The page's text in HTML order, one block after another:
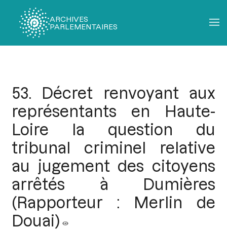
ARCHIVES
PARLEMENTAIRES
53. Décret renvoyant aux
représentants en Haute-
Loire la question du
tribunal criminel relative
au jugement des citoyens
arrêtés à Dumières
(Rapporteur : Merlin de
Douai)